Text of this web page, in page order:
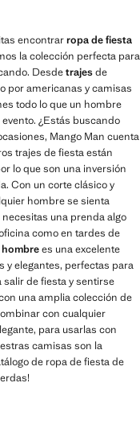
encontrarropa de fiesta
la colección perfecta para
Desdetrajesde
por americanas y camisas
todo lo que un hombre
¿Estás buscando
Mango Man cuenta
trajes de fiesta están
lo que son una inversión
Con un corte clásico y
hombre se sienta
una prenda algo
como en tardes de
hombrees una excelente
y elegantes, perfectas para
de fiesta y sentirse
una amplia colección de
con cualquier
para usarlas con
camisas son la
de ropa de fiesta de